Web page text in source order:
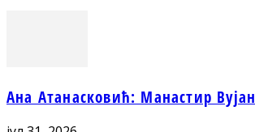
Ана Атанасковић: Манастир Вујан